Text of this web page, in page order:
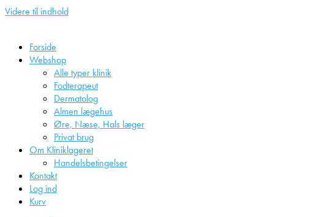
Videre til indhold
Forside
Webshop
Alle typer klinik
Fodterapeut
Dermatolog
Almen lægehus
Øre, Næse, Hals læger
Privat brug
Om Kliniklageret
Handelsbetingelser
Kontakt
Log ind
Kurv